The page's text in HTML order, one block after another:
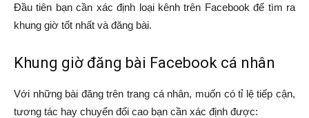
Đầu tiên bạn cần xác định loại kênh trên Facebook để tìm ra
khung giờ tốt nhất và đăng bài.
Khung giờ đăng bài Facebook cá nhân
Với những bài đăng trên trang cá nhân, muốn có tỉ lệ tiếp cận,
tương tác hay chuyển đổi cao bạn cần xác định được: